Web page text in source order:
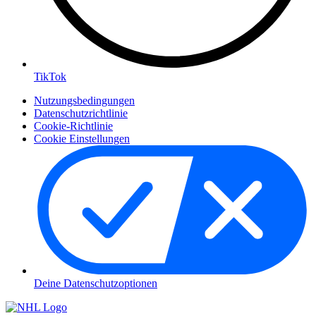
TikTok
Nutzungsbedingungen
Datenschutzrichtlinie
Cookie-Richtlinie
Cookie Einstellungen
Deine Datenschutzoptionen